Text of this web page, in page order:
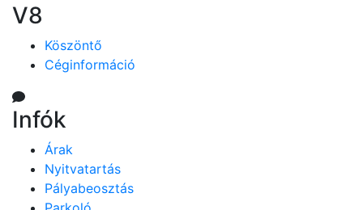
V8
Köszöntő
Céginformáció
Infók
Árak
Nyitvatartás
Pályabeosztás